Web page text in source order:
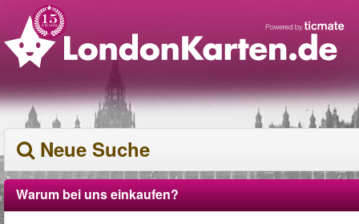
Neue Suche
Warum bei uns einkaufen?